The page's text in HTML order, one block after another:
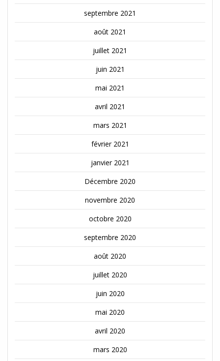
septembre 2021
août 2021
juillet 2021
juin 2021
mai 2021
avril 2021
mars 2021
février 2021
janvier 2021
Décembre 2020
novembre 2020
octobre 2020
septembre 2020
août 2020
juillet 2020
juin 2020
mai 2020
avril 2020
mars 2020